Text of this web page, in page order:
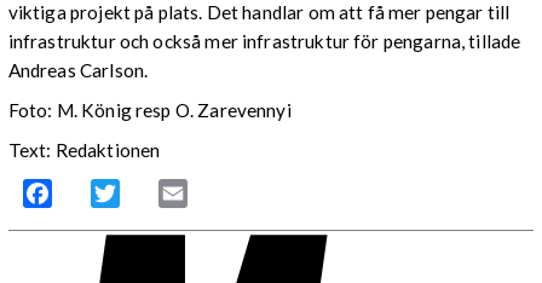
viktiga projekt på plats. Det handlar om att få mer pengar till
infrastruktur och också mer infrastruktur för pengarna, tillade
Andreas Carlson.
Foto: M. König resp O. Zarevennyi
Text: Redaktionen
Facebook Twitter